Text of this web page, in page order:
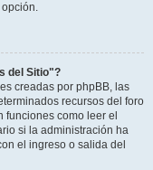
del Sitio"?
creadas por phpBB, las
recursos del foro
funciones como leer el
si la administración ha
el ingreso o salida del